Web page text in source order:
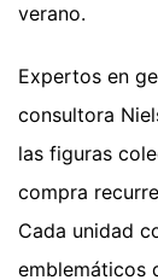
verano.
Expertos en
consultora
las figuras
compra
Cada unidad
emblemáticos